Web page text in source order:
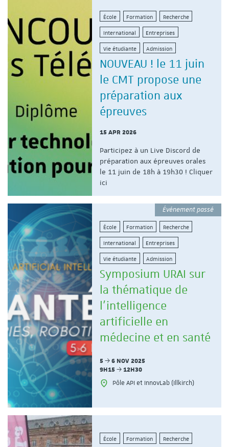
École Formation Recherche
International Entreprises
Vie étudiante Admission
NOUVEAU ! le 11 juin
le CMT propose une
préparation aux
épreuves
15 APR 2026
Participez à un Live Discord de
préparation aux épreuves orales
le 11 juin de 18h à 19h30 ! Cliquer
ici
Événement passé
École Formation Recherche
International Entreprises
Vie étudiante Admission
Symposium URAI sur
la thématique de
l'intelligence
artificielle en
médecine et en santé
5
6 NOV 2025
9H15
12H30
Pôle API et InnovLab (Illkirch)
École Formation Recherche